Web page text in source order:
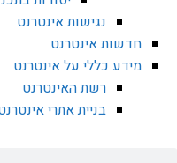
נגישות אינטרנט
חדשות אינטרנט
מידע כללי על אינטרנט
רשת האינטרנט
בניית אתרי